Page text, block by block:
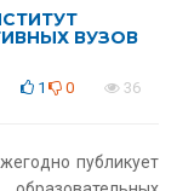
ВУЗОВ
1 0 36
публикует